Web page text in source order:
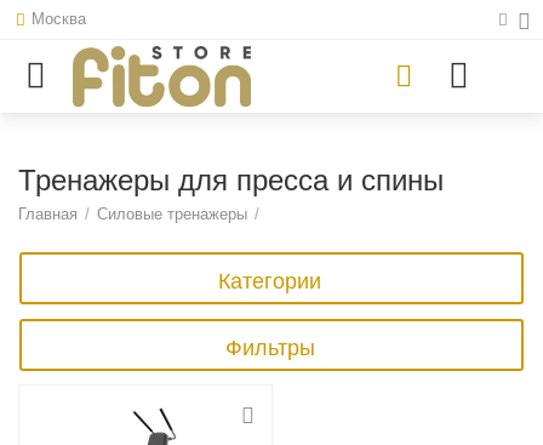
Москва
Тренажеры для пресса и спины
Главная / Силовые тренажеры /
Категории
Фильтры